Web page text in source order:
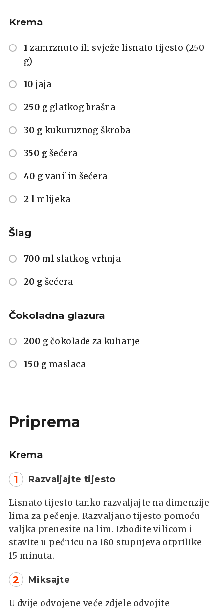
Krema
1 zamrznuto ili svježe lisnato tijesto (250
g)
10 jaja
250 g glatkog brašna
30 g kukuruznog škroba
350 g šećera
40 g vanilin šećera
2 l mlijeka
Šlag
700 ml slatkog vrhnja
20 g šećera
Čokoladna glazura
200 g čokolade za kuhanje
150 g maslaca
Priprema
Krema
1 Razvaljajte tijesto
Lisnato tijesto tanko razvaljajte na dimenzije
lima za pečenje. Razvaljano tijesto pomoću
valjka prenesite na lim. Izbodite vilicom i
stavite u pećnicu na 180 stupnjeva otprilike
15 minuta.
2 Miksajte
U dvije odvojene veće zdjele odvojite